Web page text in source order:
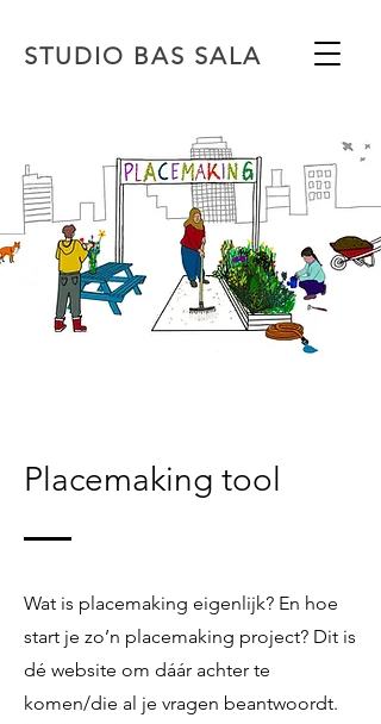
STUDIO BAS SALA
Placemaking tool
Wat is placemaking eigenlijk? En hoe
start je zo’n placemaking project? Dit is
dé website om dáár achter te
komen/die al je vragen beantwoordt.